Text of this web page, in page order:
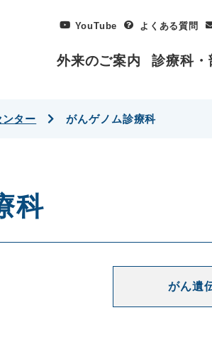
YouTube よくある質問
外来のご案内 診療科・
ター がんゲノム診療科
科
がん遺